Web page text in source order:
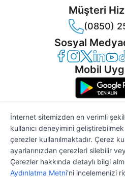
41.227 TL
Müşteri
(0850)
Sosyal
Casper Facebook
CasperCasperCasper
Mobil
© 2021 - 2026 Casper Bilgisayar
KVKK
Çerez
Bilgi
İnternet sitemizden en verimli
kullanıcı deneyimini
çerezler kullanılmaktadır. Çerez
ayarlarınızdan çerezleri silebilir
Çerezler hakkında detaylı bilgi
Aydınlatma Metni'ni incelemenizi